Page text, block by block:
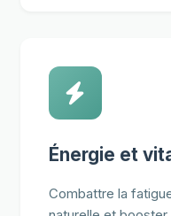
Énergie et
Combattre la